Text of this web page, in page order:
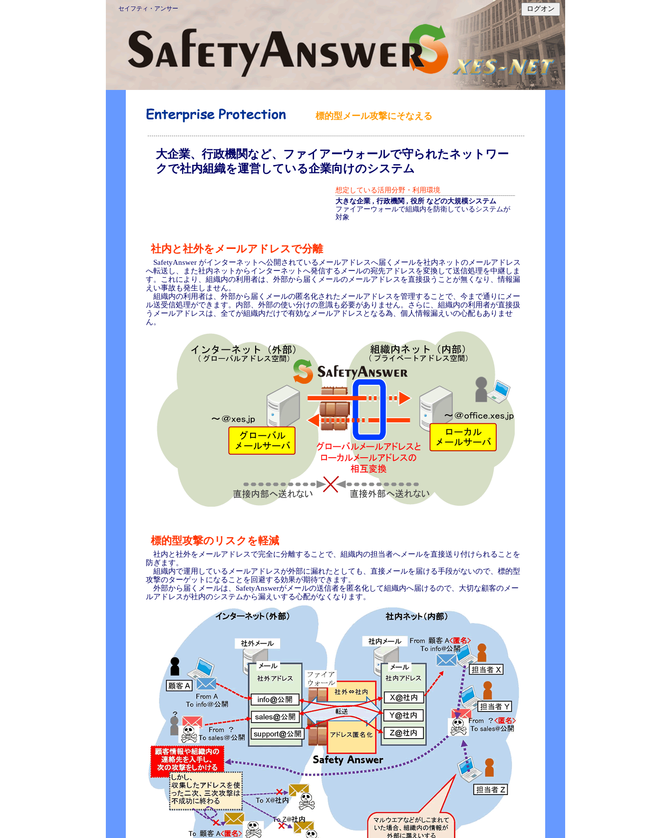
セイフティ・アンサー
標的型メール攻撃にそなえる
大企業、行政機関など、ファイアーウォールで守られたネットワー
クで社内組織を運営している企業向けのシステム
想定している活用分野・利用環境
大きな企業 , 行政機関 , 役所 などの大規模システム
ファイアーウォールで組織内を防衛しているシステムが
対象
社内と社外をメールアドレスで分離
SafetyAnswer がインターネットへ公開されているメールアドレスへ届くメールを社内ネットのメールアドレス
へ転送し、また社内ネットからインターネットへ発信するメールの宛先アドレスを変換して送信処理を中継しま
す。これにより、組織内の利用者は、外部から届くメールのメールアドレスを直接扱うことが無くなり、情報漏
えい事故も発生しません。
組織内の利用者は、外部から届くメールの匿名化されたメールアドレスを管理することで、今まで通りにメー
ル送受信処理ができます。内部、外部の使い分けの意識も必要がありません。さらに、組織内の利用者が直接扱
うメールアドレスは、全てが組織内だけで有効なメールアドレスとなる為、個人情報漏えいの心配もありませ
ん。
標的型攻撃のリスクを軽減
社内と社外をメールアドレスで完全に分離することで、組織内の担当者へメールを直接送り付けられることを
防ぎます。
組織内で運用しているメールアドレスが外部に漏れたとしても、直接メールを届ける手段がないので、標的型
攻撃のターゲットになることを回避する効果が期待できます。
外部から届くメールは、SafetyAnswerがメールの送信者を匿名化して組織内へ届けるので、大切な顧客のメー
ルアドレスが社内のシステムから漏えいする心配がなくなります。